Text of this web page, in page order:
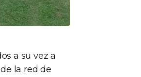
a su vez a
la red de